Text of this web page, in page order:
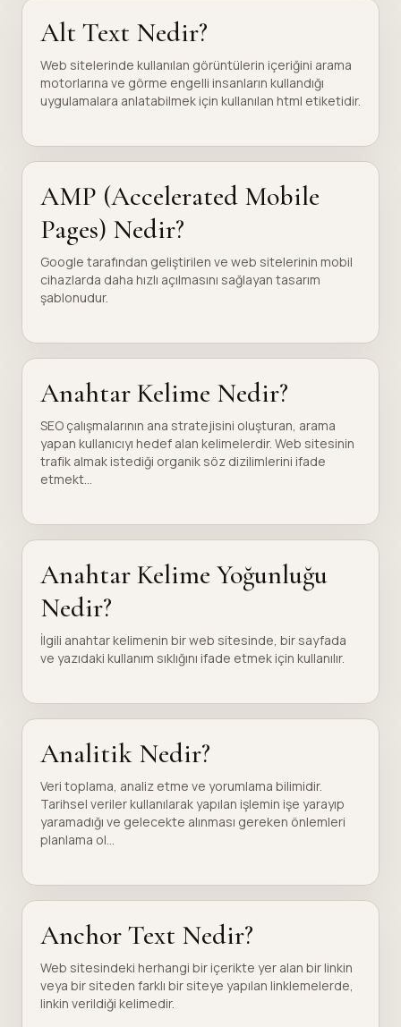
Alt Text Nedir?
Web sitelerinde kullanılan görüntülerin içeriğini arama
motorlarına ve görme engelli insanların kullandığı
uygulamalara anlatabilmek için kullanılan html etiketidir.
AMP (Accelerated Mobile
Pages) Nedir?
Google tarafından geliştirilen ve web sitelerinin mobil
cihazlarda daha hızlı açılmasını sağlayan tasarım
şablonudur.
Anahtar Kelime Nedir?
SEO çalışmalarının ana stratejisini oluşturan, arama
yapan kullanıcıyı hedef alan kelimelerdir. Web sitesinin
trafik almak istediği organik söz dizilimlerini ifade
etmekt...
Anahtar Kelime Yoğunluğu
Nedir?
İlgili anahtar kelimenin bir web sitesinde, bir sayfada
ve yazıdaki kullanım sıklığını ifade etmek için kullanılır.
Analitik Nedir?
Veri toplama, analiz etme ve yorumlama bilimidir.
Tarihsel veriler kullanılarak yapılan işlemin işe yarayıp
yaramadığı ve gelecekte alınması gereken önlemleri
planlama ol...
Anchor Text Nedir?
Web sitesindeki herhangi bir içerikte yer alan bir linkin
veya bir siteden farklı bir siteye yapılan linklemelerde,
linkin verildiği kelimedir.